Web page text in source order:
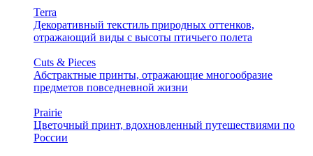
Terra
Декоративный текстиль природных оттенков,
отражающий виды с высоты птичьего полета
Cuts & Pieces
Абстрактные принты, отражающие многообразие
предметов повседневной жизни
Prairie
Цветочный принт, вдохновленный путешествиями по
России